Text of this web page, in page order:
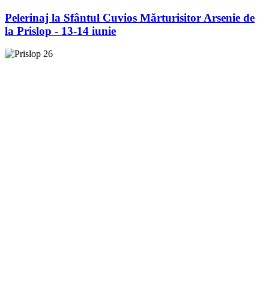
Pelerinaj la Sfântul Cuvios Mărturisitor Arsenie de
la Prislop - 13-14 iunie